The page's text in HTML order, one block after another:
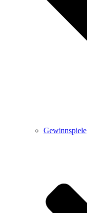
Gewinnspiele